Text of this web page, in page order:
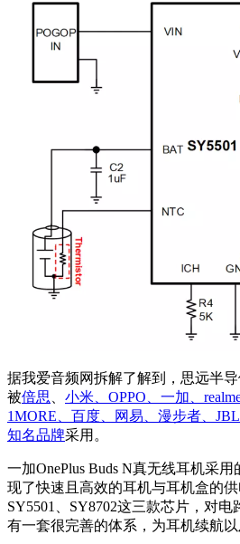
据我爱音频网拆解了解到，思远半
被倍思
小米、OPPO、一加、
1MORE、百度、网易、漫步者、
知名品牌采用。
一加OnePlus Buds N真无线耳机采
现了快速且高效的耳机与耳机盒的供
SY5501、SY8702这三款芯片，对
有一套很完善的体系，为耳机续航以